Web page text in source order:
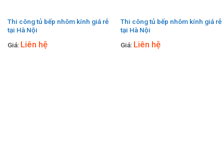
Thi công tủ bếp nhôm kính giá rẻ
tại Hà Nội
Giá: Liên hệ
Thi công tủ bếp nhôm kính giá rẻ
tại Hà Nội
Giá: Liên hệ